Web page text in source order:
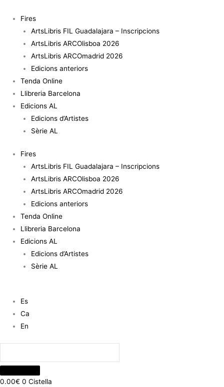
contingut
Fires
ArtsLibris FIL Guadalajara – Inscripcions
ArtsLibris ARCOlisboa 2026
ArtsLibris ARCOmadrid 2026
Edicions anteriors
Tenda Online
Llibreria Barcelona
Edicions AL
Edicions d’Artistes
Sèrie AL
Fires
ArtsLibris FIL Guadalajara – Inscripcions
ArtsLibris ARCOlisboa 2026
ArtsLibris ARCOmadrid 2026
Edicions anteriors
Tenda Online
Llibreria Barcelona
Edicions AL
Edicions d’Artistes
Sèrie AL
Es
Ca
En
0.00€ 0 Cistella